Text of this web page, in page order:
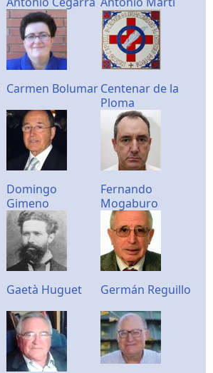
Carmen BolumarCentenar de la
Ploma
Domingo
Gimeno
Fernando
Mogaburo
Gaetà Huguet Germán Reguillo